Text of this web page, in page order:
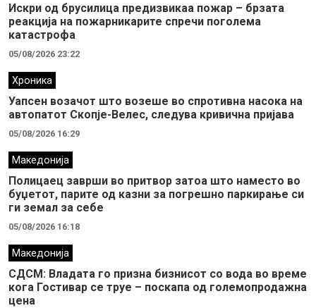
Искри од брусилица предизвикаа пожар – брзата
реакција на пожарникарите спречи поголема
катастрофа
05/08/2026 23:22
Хроника
Уапсен возачот што возеше во спротивна насока на
автопатот Скопје-Велес, следува кривична пријава
05/08/2026 16:29
Македонија
Полицаец заврши во притвор затоа што наместо во
буџетот, парите од казни за погрешно паркирање си
ги земал за себе
05/08/2026 16:18
Македонија
СДСМ: Владата го призна бизнисот со вода во време
кога Гостивар се труе – поскапа од големопродажна
цена